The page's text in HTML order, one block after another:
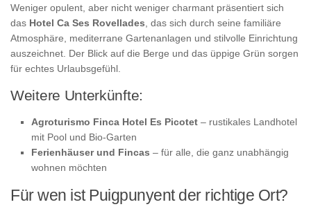
Weniger opulent, aber nicht weniger charmant präsentiert sich
das Hotel Ca Ses Rovellades , das sich durch seine familiäre
Atmosphäre, mediterrane Gartenanlagen und stilvolle Einrichtung
auszeichnet. Der Blick auf die Berge und das üppige Grün sorgen
für echtes Urlaubsgefühl.
Weitere Unterkünfte:
Agroturismo Finca Hotel Es Picotet – rustikales Landhotel
mit Pool und Bio-Garten
Ferienhäuser und Fincas – für alle, die ganz unabhängig
wohnen möchten
Für wen ist Puigpunyent der richtige Ort?